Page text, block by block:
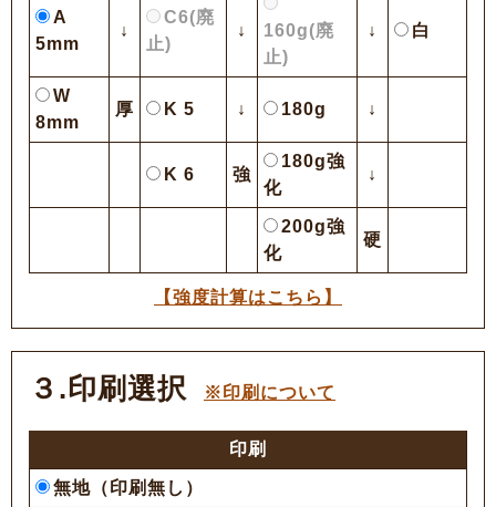
A
5mm
↓
C6(廃
止)
↓
160g(廃
止)
↓ 白
W
8mm
厚 K 5 ↓ 180g ↓
K 6 強
180g強
化
↓
200g強
化
硬
【強度計算はこちら】
３.印刷選択 ※印刷について
印刷
無地（印刷無し）